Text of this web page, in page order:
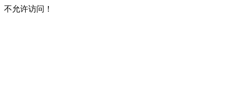
不允许访问！